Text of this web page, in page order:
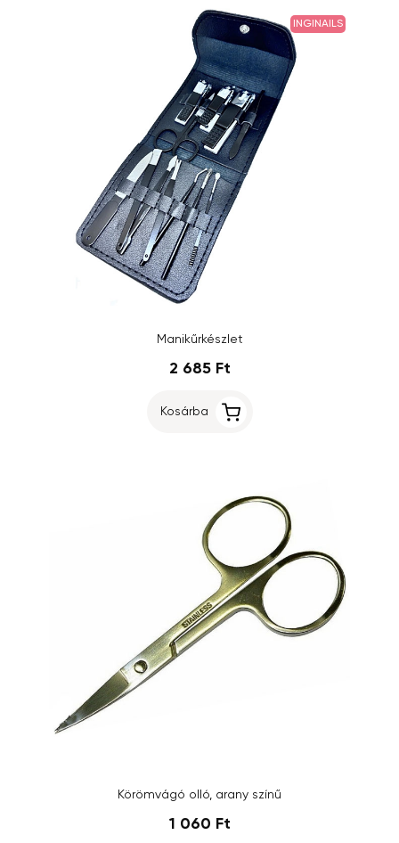
INGINAILS
Manikűrkészlet
2 685 Ft
Kosárba
Körömvágó olló, arany színű
1 060 Ft